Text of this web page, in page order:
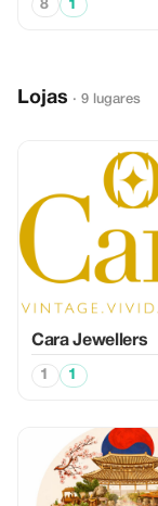
8 1
Lojas · 9 lugares
Cara Jewellers
1 1